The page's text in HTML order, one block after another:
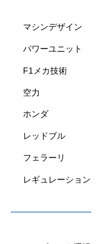
マシンデザイン
パワーユニット
F1メカ技術
空力
ホンダ
レッドブル
フェラーリ
レギュレーション